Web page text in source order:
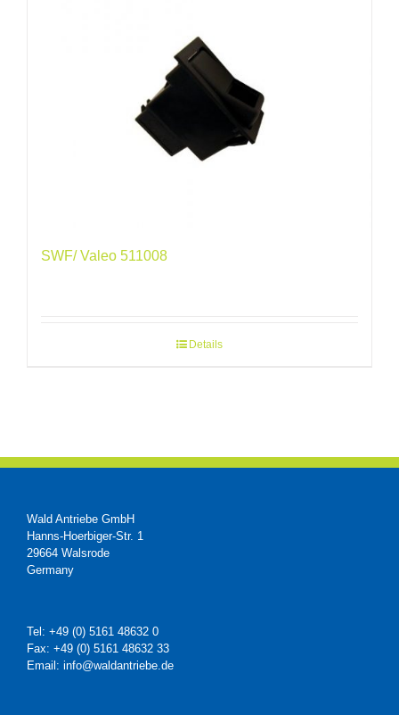
SWF/ Valeo 511008
Details
Wald Antriebe GmbH
Hanns-Hoerbiger-Str. 1
29664 Walsrode
Germany
Tel: +49 (0) 5161 48632 0
Fax: +49 (0) 5161 48632 33
Email: info@waldantriebe.de